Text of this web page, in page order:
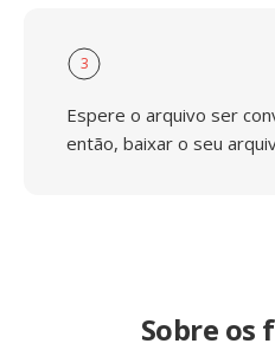
3
Espere o arquivo ser
então, baixar o seu
Sobre os